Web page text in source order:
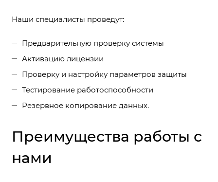
Наши специалисты проведут:
Предварительную проверку системы
Активацию лицензии
Проверку и настройку параметров защиты
Тестирование работоспособности
Резервное копирование данных.
Преимущества работы с
нами